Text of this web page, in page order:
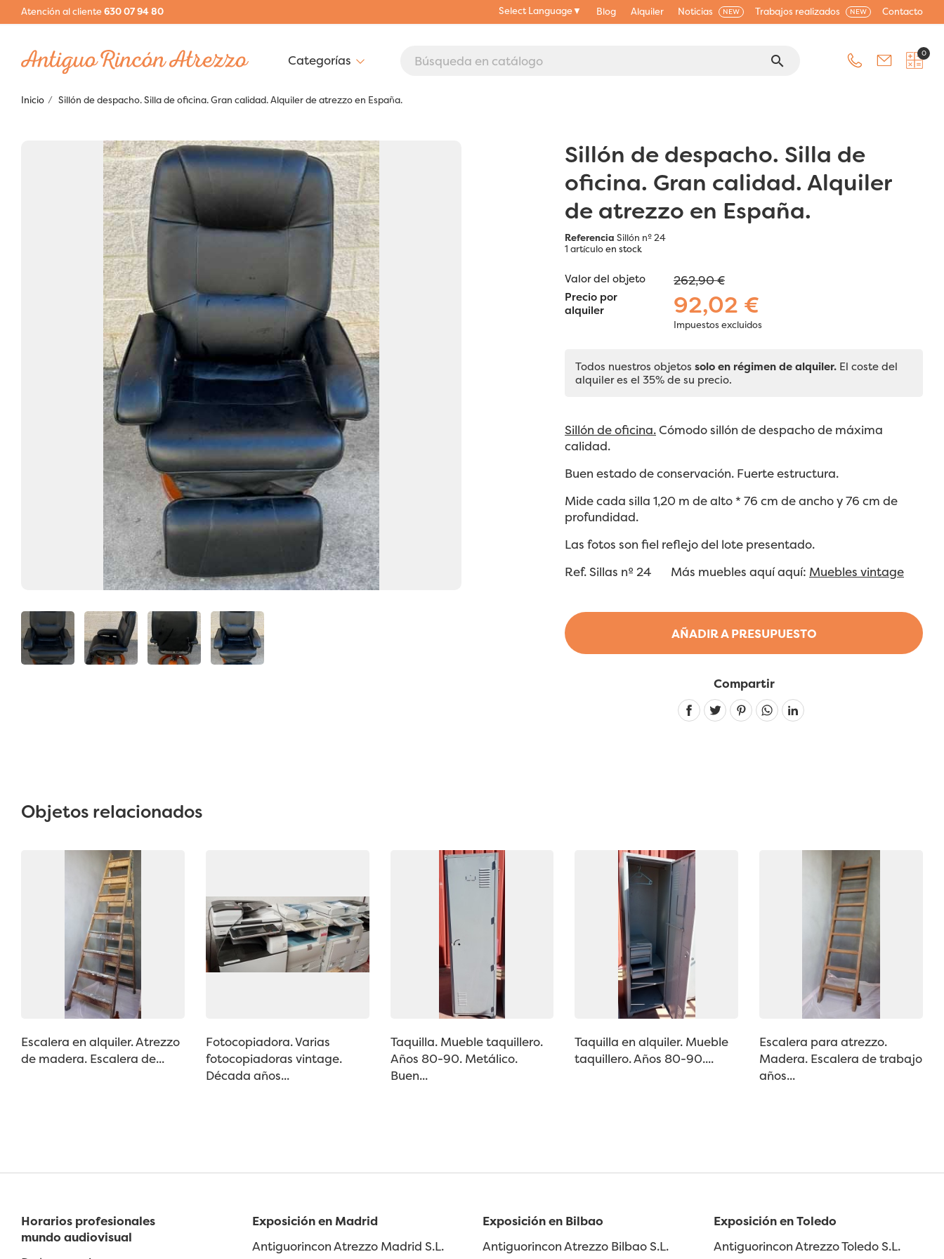
Atención al cliente630 07 94 80 Select Language▼ Blog Alquiler Noticias NEW Trabajos realizados NEW Contacto
search 0
Inicio Sillón de despacho. Silla de oficina. Gran calidad. Alquiler de atrezzo en España.
Sillón de despacho. Silla de
oficina. Gran calidad. Alquiler
de atrezzo en España.
Referencia Sillón nº 24
1 artículoen stock
AÑADIR A PRESUPUESTO
Valor del objeto 262,90 €
Precio por
alquiler
92,02 €
Impuestos excluidos
Todos nuestros objetos solo en régimen de alquiler. El coste del
alquiler es el 35% de su precio.
Sillón de oficina.Cómodo sillón de despacho de máxima
calidad.
Buen estado de conservación. Fuerte estructura.
Mide cada silla 1,20 m de alto * 76 cm de ancho y 76 cm de
profundidad.
Las fotos son fiel reflejo del lote presentado.
Ref. Sillas nº 24 Más muebles aquí aquí: Muebles vintage
Compartir
Linkedin
Objetos relacionados
Escalera en alquiler. Atrezzo
de madera. Escalera de...
Fotocopiadora. Varias
fotocopiadoras vintage.
Década años...
Taquilla. Mueble taquillero.
Años 80-90. Metálico.
Buen...
Taquilla en alquiler. Mueble
taquillero. Años 80-90....
Escalera para atrezzo.
Madera. Escalera de trabajo
años...
Horarios profesionales
mundo audiovisual
Exposición en Madrid
Antiguorincon Atrezzo Madrid S.L.
Exposición en Bilbao
Antiguorincon Atrezzo Bilbao S.L.
Exposición en Toledo
Antiguorincon Atrezzo Toledo S.L.